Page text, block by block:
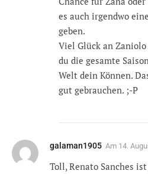
es auch irgendwo
geben.
Viel Glück an
du die gesamte
Welt dein Können.
gut gebrauchen. ;-P
galaman1905 Am 14.
Toll, Renato Sanches